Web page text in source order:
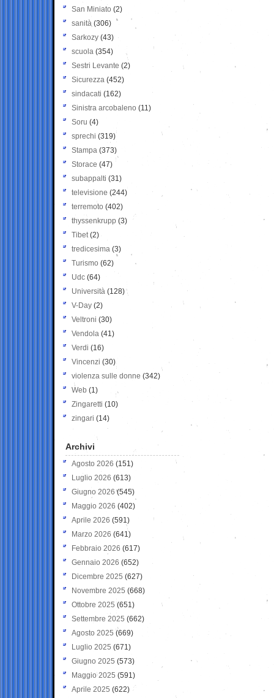
San Miniato (2)
sanità (306)
Sarkozy (43)
scuola (354)
Sestri Levante (2)
Sicurezza (452)
sindacati (162)
Sinistra arcobaleno (11)
Soru (4)
sprechi (319)
Stampa (373)
Storace (47)
subappalti (31)
televisione(244)
terremoto (402)
thyssenkrupp (3)
Tibet(2)
tredicesima (3)
Turismo (62)
Udc (64)
Università (128)
V-Day (2)
Veltroni (30)
Vendola (41)
Verdi (16)
Vincenzi (30)
violenza sulle donne (342)
Web (1)
Zingaretti (10)
zingari (14)
Archivi
Agosto 2026 (151)
Luglio 2026 (613)
Giugno 2026 (545)
Maggio 2026 (402)
Aprile 2026 (591)
Marzo 2026 (641)
Febbraio 2026 (617)
Gennaio 2026 (652)
Dicembre 2025 (627)
Novembre 2025 (668)
Ottobre 2025 (651)
Settembre 2025 (662)
Agosto 2025 (669)
Luglio 2025 (671)
Giugno 2025 (573)
Maggio 2025 (591)
Aprile 2025 (622)